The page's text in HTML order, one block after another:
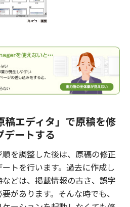
稿エディタ」で原稿を修
デートする
を調整した後は、原稿の修正
トを行います。過去に作成し
どは、掲載情報の古さ、誤字
があります。そんな時でも、